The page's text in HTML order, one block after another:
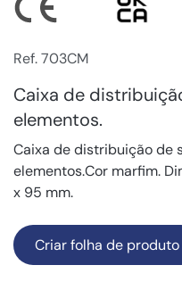
Ref. 703CM
Caixa de
elementos.
Caixa de distribuição de
elementos.Cor marfim.
x 95 mm.
Criar folha de produto